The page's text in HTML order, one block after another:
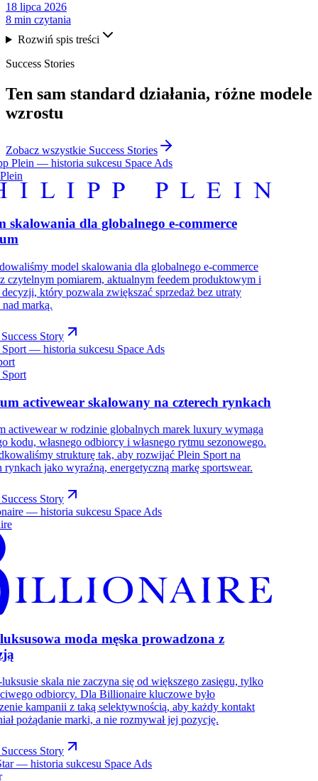
18 lipca 2026
8 min czytania
Rozwiń spis treści
Success Stories
Ten sam standard działania, różne modele
wzrostu
Zobacz wszystkie Success Stories
skalowania dla globalnego e-commerce
model skalowania dla globalnego e-commerce
czytelnym pomiarem, aktualnym feedem produktowym i
który pozwala zwiększać sprzedaż bez utraty
marką.
Story
activewear skalowany na czterech rynkach
activewear w rodzinie globalnych marek luxury wymaga
kodu, własnego odbiorcy i własnego rytmu sezonowego.
strukturę tak, aby rozwijać Plein Sport na
rynkach jako wyraźną, energetyczną markę sportswear.
Story
moda męska prowadzona z
skala nie zaczyna się od większego zasięgu, tylko
odbiorcy. Dla Billionaire kluczowe było
kampanii z taką selektywnością, aby każdy kontakt
pożądanie marki, a nie rozmywał jej pozycję.
Story